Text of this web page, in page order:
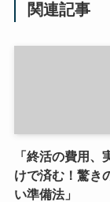
関連記事
「終活の費用、
けで済む！驚き
い準備法」